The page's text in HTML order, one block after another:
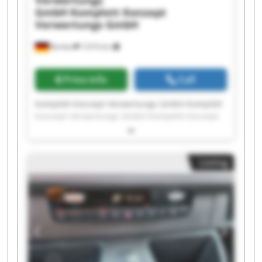
Borken 7,016 km
GmbHKomplett Konzept
Verwertungs GmbH
Price info Call
Komplett Konzept Verwertungs GmbH Komplett
Verwertungs GmbH Komplett Konzept
Verwertungs GmbH Komplett Konzept
Verwertungs GmbH Komplett Konzept
Verwertungs GmbH Komplett Konzept
Verwertungs GmbH Komplett Konzept
Verwertungs GmbH Komplett Konzept
Verwertungs GmbH Komplett Konzept
Verwertungs GmbH Komplett Konzept
Verwertungs GmbH Komplett Konzept
Listing